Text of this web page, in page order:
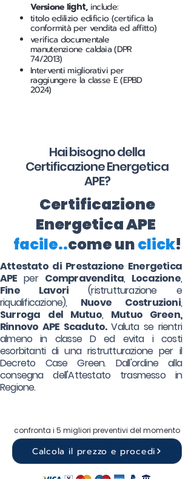
Versione light,include:
titolo edilizio edificio (certifica la
conformità per vendita ed affitto)
verifica documentale
manutenzione caldaia (DPR
74/2013)
Interventi migliorativi per
raggiungere la classe E (EPBD
2024)
Hai bisogno della
Certificazione Energetica
APE?
Certificazione
Energetica APE
facile..come unclick!
Attestato di Prestazione Energetica
APE per Compravendita, Locazione,
Fine Lavori (ristrutturazione e
riqualificazione), Nuove Costruzioni,
Surroga
del Mutuo, Mutuo Green,
Rinnovo APE Scaduto.Valuta se rientri
almeno in classe D ed evita i costi
esorbitanti di una ristrutturazione per il
Decreto Case Green. Dall'ordine alla
consegna dell'Attestato trasmesso in
Regione.
confronta i 5 migliori preventivi del momento
Calcola il prezzo e procedi